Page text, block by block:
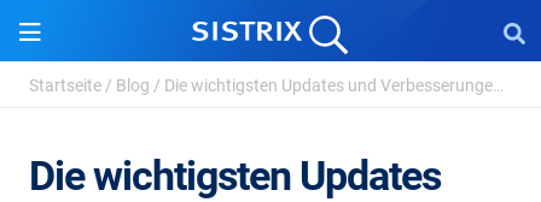
Startseite / Blog / Die wichtigsten Updates und Verbesserungen von SISTRIX ...
Die wichtigsten Updates